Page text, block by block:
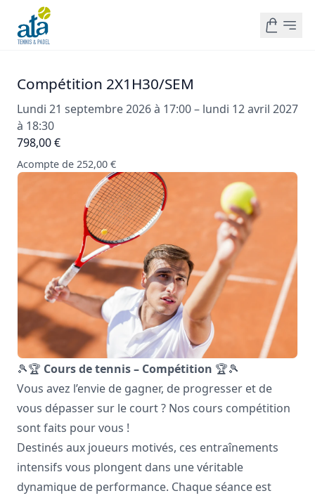
Compétition 2X1H30/SEM
Lundi 21 septembre 2026 à 17:00 – lundi 12 avril 2027
à 18:30
798,00 €
Acompte de 252,00 €
🎾🏆 Cours de tennis – Compétition 🏆🎾
Vous avez l’envie de gagner, de progresser et de
vous dépasser sur le court ? Nos cours compétition
sont faits pour vous !
Destinés aux joueurs motivés, ces entraînements
intensifs vous plongent dans une véritable
dynamique de performance. Chaque séance est